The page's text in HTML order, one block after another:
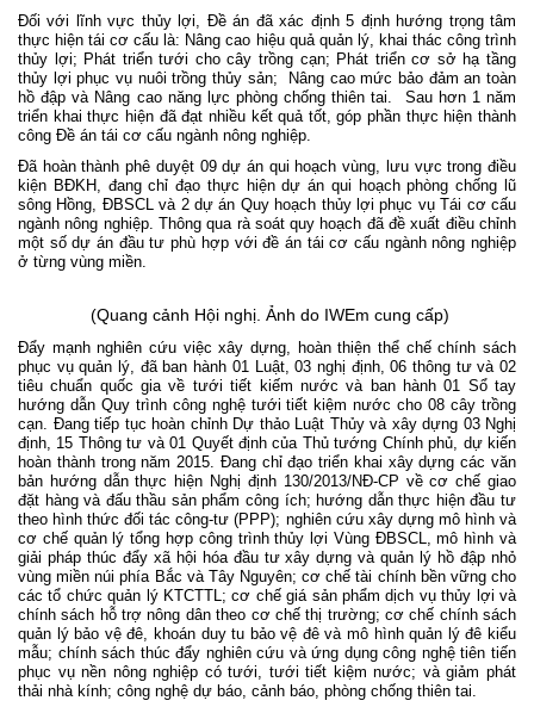
Đối với lĩnh vực thủy lợi, Đề án đã xác định 5 định hướng trọng tâm
thực hiện tái cơ cấu là: Nâng cao hiệu quả quản lý, khai thác công trình
thủy lợi; Phát triển tưới cho cây trồng cạn; Phát triển cơ sở hạ tầng
thủy lợi phục vụ nuôi trồng thủy sản;
Nâng cao mức bảo đảm an toàn
hồ đập và Nâng cao năng lực phòng chống thiên tai.
Sau hơn 1 năm
triển khai thực hiện đã đạt nhiều kết quả tốt, góp phần thực hiện thành
công Đề án tái cơ cấu ngành nông nghiệp.
Đã hoàn thành phê duyệt 09 dự án qui hoạch vùng, lưu vực trong điều
kiện BĐKH, đang chỉ đạo thực hiện dự án qui hoạch phòng chống lũ
sông Hồng, ĐBSCL và 2 dự án Quy hoạch thủy lợi phục vụ Tái cơ cấu
ngành nông nghiệp. Thông qua rà soát quy hoạch đã đề xuất điều chỉnh
một số dự án đầu tư phù hợp với đề án tái cơ cấu ngành nông nghiệp
ở từng vùng miền.
(Quang cảnh Hội nghị. Ảnh do IWEm cung cấp)
Đẩy mạnh nghiên cứu việc xây dựng, hoàn thiện thể chế chính sách
phục vụ quản lý, đã ban hành 01 Luật, 03 nghị định, 06 thông tư và 02
tiêu chuẩn quốc gia về tưới tiết kiếm nước và ban hành 01 Sổ tay
hướng dẫn Quy trình công nghệ tưới tiết kiệm nước cho 08 cây trồng
cạn. Đang tiếp tục hoàn chỉnh Dự thảo Luật Thủy và xây dựng 03 Nghị
định, 15 Thông tư và 01 Quyết định của Thủ tướng Chính phủ, dự kiến
hoàn thành trong năm 2015. Đang chỉ đạo triển khai xây dựng các văn
bản hướng dẫn thực hiện Nghị định 130/2013/NĐ-CP về cơ chế giao
đặt hàng và đấu thầu sản phẩm công ích; hướng dẫn thực hiện đầu tư
theo hình thức đối tác công-tư (PPP); nghiên cứu xây dựng mô hình và
cơ chế quản lý tổng hợp công trình thủy lợi Vùng ĐBSCL, mô hình và
giải pháp thúc đẩy xã hội hóa đầu tư xây dựng và quản lý hồ đập nhỏ
vùng miền núi phía Bắc và Tây Nguyên; cơ chế tài chính bền vững cho
các tổ chức quản lý KTCTTL; cơ chế giá sản phẩm dịch vụ thủy lợi và
chính sách hỗ trợ nông dân theo cơ chế thị trường; cơ chế chính sách
quản lý bảo vệ đê, khoán duy tu bảo vệ đê và mô hình quản lý đê kiểu
mẫu; chính sách thúc đẩy nghiên cứu và ứng dụng công nghệ tiên tiến
phục vụ nền nông nghiệp có tưới, tưới tiết kiệm nước; và giảm phát
thải nhà kính; công nghệ dự báo, cảnh báo, phòng chống thiên tai.